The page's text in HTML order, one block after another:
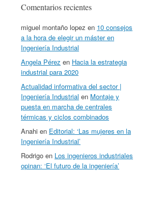
Comentarios recientes
miguel montaño lopez en 10 consejos
a la hora de elegir un máster en
Ingeniería Industrial
Angela Pérez en Hacia la estrategia
industrial para 2020
Actualidad informativa del sector |
Ingeniería Industrial en Montaje y
puesta en marcha de centrales
térmicas y ciclos combinados
Anahi en Editorial: ‘Las mujeres en la
Ingeniería Industrial’
Rodrigo en Los ingenieros industriales
opinan: ‘El futuro de la ingeniería’